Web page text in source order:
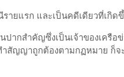
ายแรก และเป็นคดีเดียวที่เกิด
กสำคัญซึ่งเป็นเจ้าของเครือข่
ำสัญญาถูกต้องตามกฏหมาย ก็จ